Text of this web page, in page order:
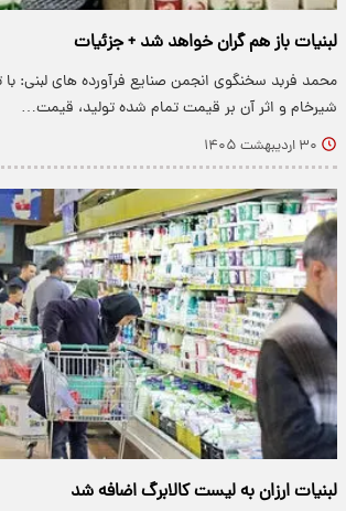
لبنیات باز هم گران خواهد شد + جزئیات
محمد فربد سخنگوی انجمن صنایع فرآورده های لبنی:
شیرخام و اثر آن بر قیمت تمام شده تولید، قیمت…
۳۰ اردیبهشت ۱۴۰۵
لبنیات ارزان به لیست کالابرگ اضافه شد